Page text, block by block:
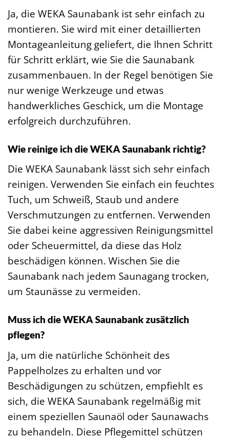
Ja, die WEKA Saunabank ist sehr einfach zu
montieren. Sie wird mit einer detaillierten
Montageanleitung geliefert, die Ihnen Schritt
für Schritt erklärt, wie Sie die Saunabank
zusammenbauen. In der Regel benötigen Sie
nur wenige Werkzeuge und etwas
handwerkliches Geschick, um die Montage
erfolgreich durchzuführen.
Wie reinige ich die WEKA Saunabank richtig?
Die WEKA Saunabank lässt sich sehr einfach
reinigen. Verwenden Sie einfach ein feuchtes
Tuch, um Schweiß, Staub und andere
Verschmutzungen zu entfernen. Verwenden
Sie dabei keine aggressiven Reinigungsmittel
oder Scheuermittel, da diese das Holz
beschädigen können. Wischen Sie die
Saunabank nach jedem Saunagang trocken,
um Staunässe zu vermeiden.
Muss ich die WEKA Saunabank zusätzlich
pflegen?
Ja, um die natürliche Schönheit des
Pappelholzes zu erhalten und vor
Beschädigungen zu schützen, empfiehlt es
sich, die WEKA Saunabank regelmäßig mit
einem speziellen Saunaöl oder Saunawachs
zu behandeln. Diese Pflegemittel schützen